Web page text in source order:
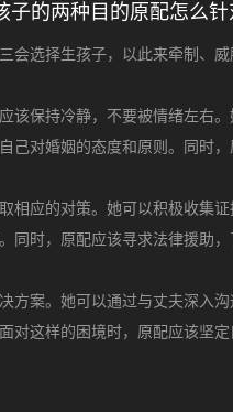
子的两种目的原配怎么
选择生孩子，以此来牵制、
保持冷静，不要被情绪左右
对婚姻的态度和原则。同时
应的对策。她可以积极收集
时，原配应该寻求法律援助
案。她可以通过与丈夫深入
这样的困境时，原配应该坚